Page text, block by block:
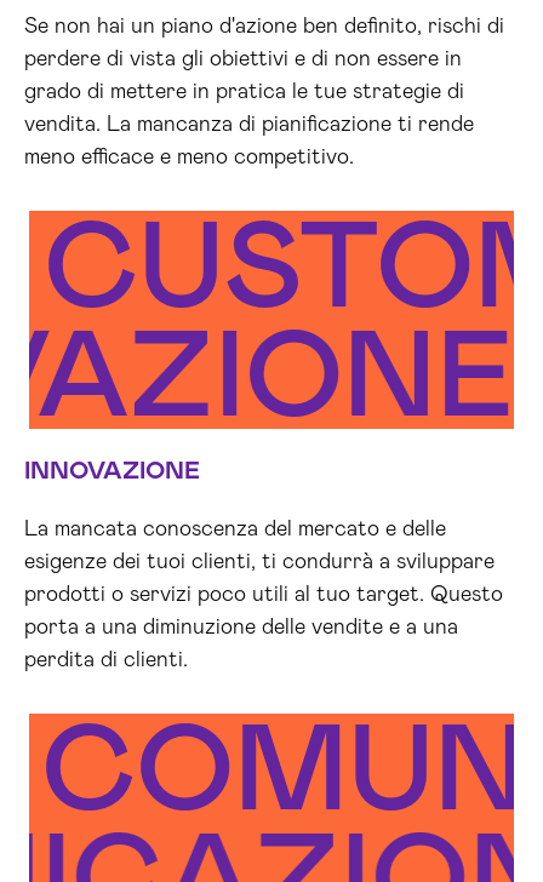
Se non hai un piano d'azione ben definito, rischi di
perdere di vista gli obiettivi e di non essere in
grado di mettere in pratica le tue strategie di
vendita. La mancanza di pianificazione ti rende
meno efficace e meno competitivo.
INNOVAZIONE
La mancata conoscenza del mercato e delle
esigenze dei tuoi clienti, ti condurrà a sviluppare
prodotti o servizi poco utili al tuo target. Questo
porta a una diminuzione delle vendite e a una
perdita di clienti.